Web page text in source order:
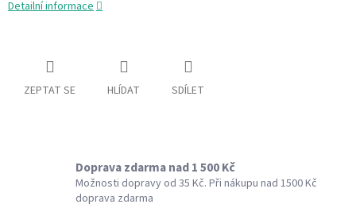
Detailní informace
ZEPTAT SE HLÍDAT SDÍLET
Doprava zdarma nad 1 500 Kč
Možnosti dopravy od 35 Kč. Při nákupu nad 1500 Kč
doprava zdarma